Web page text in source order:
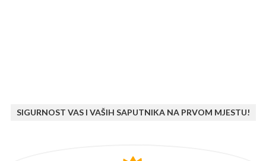
SIGURNOST VAS I VAŠIH SAPUTNIKA NA PRVOM MJESTU!